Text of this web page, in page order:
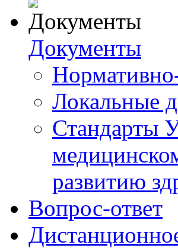
Документы
Локальные
Стандарты
развитию
Вопрос-ответ